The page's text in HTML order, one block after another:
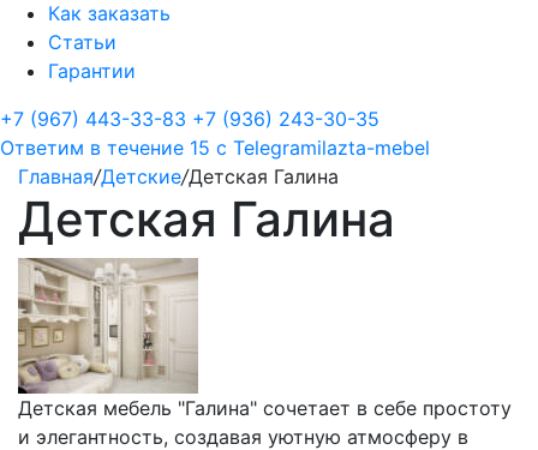
Как заказать
Статьи
Гарантии
+7 (967) 443-33-83 +7 (936) 243-30-35
Ответим в течение 15 с Telegramilazta-mebel
Главная/Детские/Детская Галина
Детская Галина
Детская мебель "Галина" сочетает в себе простоту
и элегантность, создавая уютную атмосферу в